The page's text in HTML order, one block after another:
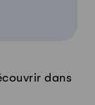
dans